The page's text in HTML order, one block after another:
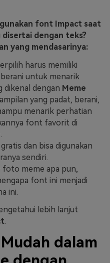
font Impact saat
dengan teks?
yang mendasarinya:
harus memiliki
untuk menarik
dikenal dengan Meme
yang padat, berani,
menarik perhatian
font favorit di
dan bisa digunakan
sendiri.
foto meme apa pun,
font ini menjadi
ini.
lebih lanjut
.
dalam